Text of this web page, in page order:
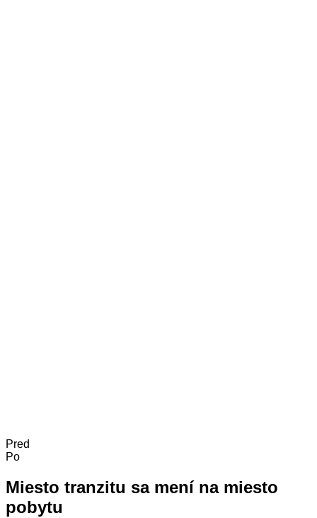
Pred
Po
Miesto tranzitu sa mení na miesto
pobytu